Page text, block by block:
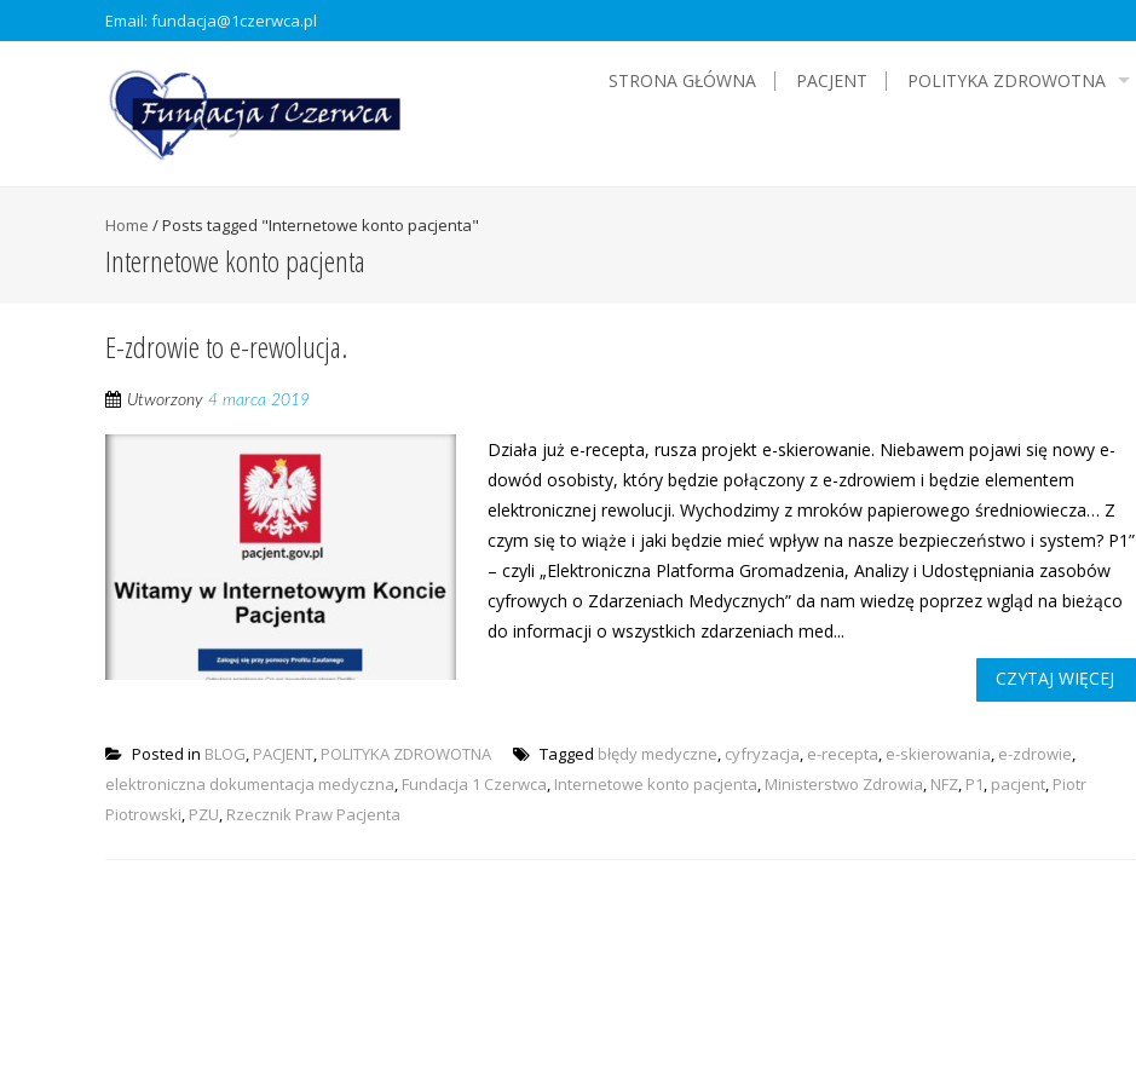
Email: fundacja@1czerwca.pl
STRONA GŁÓWNA PACJENT POLITYKA ZDROWOTNA
Home /Posts tagged "Internetowe konto pacjenta"
Internetowe konto pacjenta
E-zdrowie to e-rewolucja.
Utworzony 4 marca 2019
Działa już e-recepta, rusza projekt e-skierowanie. Niebawem pojawi się nowy e-
dowód osobisty, który będzie połączony z e-zdrowiem i będzie elementem
elektronicznej rewolucji. Wychodzimy z mroków papierowego średniowiecza… Z
czym się to wiąże i jaki będzie mieć wpływ na nasze bezpieczeństwo i system? P1”
– czyli „Elektroniczna Platforma Gromadzenia, Analizy i Udostępniania zasobów
cyfrowych o Zdarzeniach Medycznych” da nam wiedzę poprzez wgląd na bieżąco
do informacji o wszystkich zdarzeniach med...
CZYTAJ WIĘCEJ
Posted in BLOG, PACJENT, POLITYKA ZDROWOTNA Tagged błędy medyczne, cyfryzacja, e-recepta, e-skierowania, e-zdrowie,
elektroniczna dokumentacja medyczna, Fundacja 1 Czerwca, Internetowe konto pacjenta, Ministerstwo Zdrowia, NFZ, P1, pacjent, Piotr
Piotrowski, PZU, Rzecznik Praw Pacjenta